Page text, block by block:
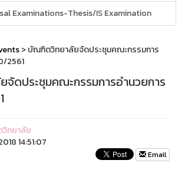
Examinations-Thesis/IS Examination
> บัณฑิตวิทยาลัยจัดประชุมคณะกรรมการ
2561
ดประชุมคณะกรรมการอำนวยการ
ทยาลัย
14:51:07
Email